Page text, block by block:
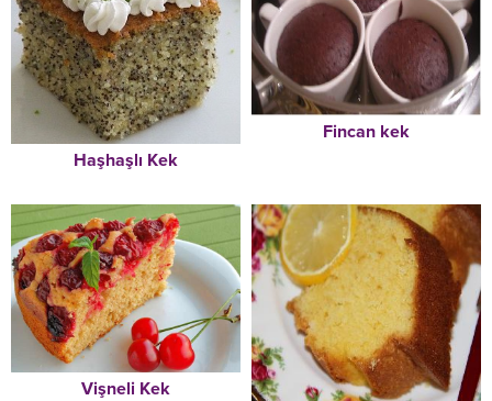
Haşhaşlı Kek
Fincan kek
Vişneli Kek